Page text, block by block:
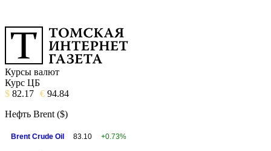
Курсы валют
Курс ЦБ
$ 82.17 € 94.84
Нефть Brent ($)
Brent Crude Oil 83.10 +0.73%